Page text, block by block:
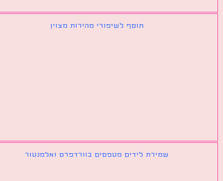
תוסף לשיפורי מהירות מצוין
שמירת לידים מטפסים בוורדפרס ואלמנטור